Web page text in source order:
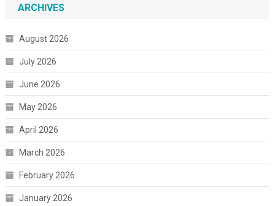
ARCHIVES
August 2026
July 2026
June 2026
May 2026
April 2026
March 2026
February 2026
January 2026